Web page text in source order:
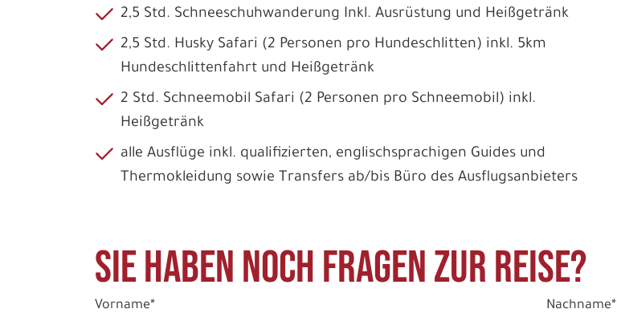
2,5 Std. Schneeschuhwanderung Inkl. Ausrüstung und Heißgetränk
2,5 Std. Husky Safari (2 Personen pro Hundeschlitten) inkl. 5km
Hundeschlittenfahrt und Heißgetränk
2 Std. Schneemobil Safari (2 Personen pro Schneemobil) inkl.
Heißgetränk
alle Ausflüge inkl. qualifizierten, englischsprachigen Guides und
Thermokleidung sowie Transfers ab/bis Büro des Ausflugsanbieters
Sie haben noch Fragen zur Reise?
Vorname* Nachname*